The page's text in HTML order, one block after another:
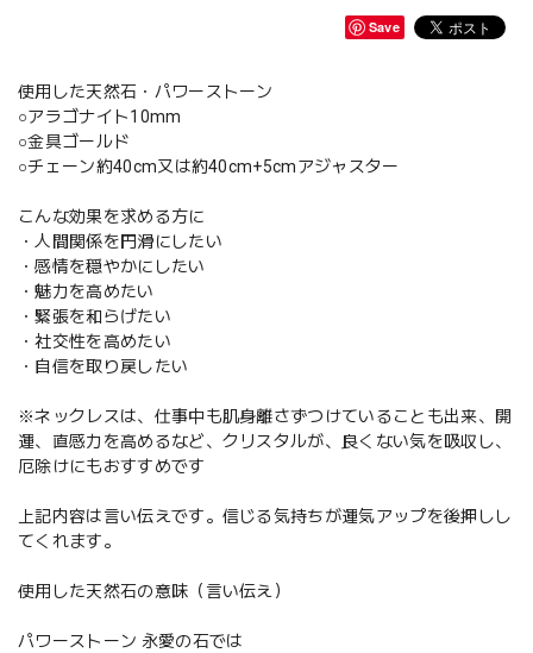
Save
使用した天然石・パワーストーン
○アラゴナイト10mm
○金具ゴールド
○チェーン約40cm又は約40cm+5cmアジャスター
こんな効果を求める方に
・人間関係を円滑にしたい
・感情を穏やかにしたい
・魅力を高めたい
・緊張を和らげたい
・社交性を高めたい
・自信を取り戻したい
※ネックレスは、仕事中も肌身離さずつけていることも出来、開
運、直感力を高めるなど、クリスタルが、良くない気を吸収し、
厄除けにもおすすめです
上記内容は言い伝えです。信じる気持ちが運気アップを後押しし
てくれます。
使用した天然石の意味（言い伝え）
パワーストーン 永愛の石では